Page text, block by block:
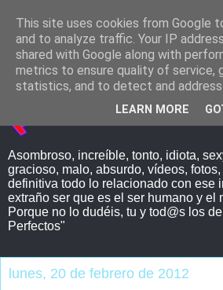
Asombroso, increíble, tonto, idiota,
gracioso, malo, absurdo, vídeos,
definitiva todo lo relacionado con ese
extraño ser que es el ser humano y el
Porque no lo dudéis, tu y tod@s los
Perfectos"
lunes, 20 de febrero de 2012
This site uses cookies from Google
and to analyze traffic. Your IP
shared with Google along with
metrics to ensure quality of service,
statistics, and to detect and address
LEARN MORE